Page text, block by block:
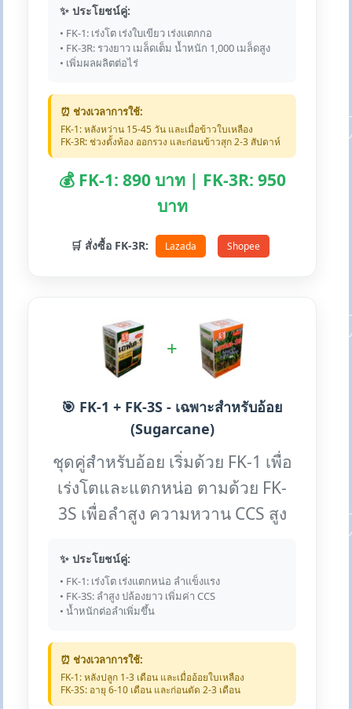
✨ ประโยชน์คู่:
• FK-1: เร่งโต เร่งใบเขียว เร่งแตกกอ
• FK-3R: รวงยาว เมล็ดเต็ม น้ำหนัก 1,000 เมล็ดสูง
• เพิ่มผลผลิตต่อไร่
⏰ ช่วงเวลาการใช้:
FK-1: หลังหว่าน 15-45 วัน และเมื่อข้าวใบเหลือง
FK-3R: ช่วงตั้งท้อง ออกรวง และก่อนข้าวสุก 2-3 สัปดาห์
💰 FK-1: 890 บาท | FK-3R: 950
บาท
🛒 สั่งซื้อ FK-3R: Lazada Shopee
+
🎯 FK-1 + FK-3S - เฉพาะสำหรับอ้อย
(Sugarcane)
ชุดคู่สำหรับอ้อย เริ่มด้วย FK-1 เพื่อ
เร่งโตและแตกหน่อ ตามด้วย FK-
3S เพื่อลำสูง ความหวาน CCS สูง
✨ ประโยชน์คู่:
• FK-1: เร่งโต เร่งแตกหน่อ ลำแข็งแรง
• FK-3S: ลำสูง ปล้องยาว เพิ่มค่า CCS
• น้ำหนักต่อลำเพิ่มขึ้น
⏰ ช่วงเวลาการใช้:
FK-1: หลังปลูก 1-3 เดือน และเมื่ออ้อยใบเหลือง
FK-3S: อายุ 6-10 เดือน และก่อนตัด 2-3 เดือน